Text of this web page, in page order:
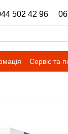
502 42 96
Сервіс та